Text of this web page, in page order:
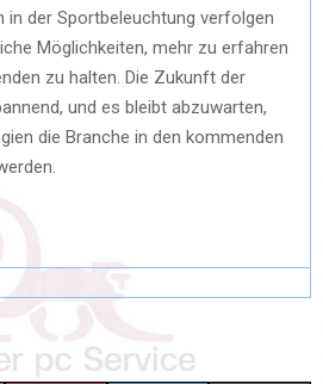
in der Sportbeleuchtung verfolgen
Möglichkeiten, mehr zu erfahren
zu halten. Die Zukunft der
und es bleibt abzuwarten,
die Branche in den kommenden